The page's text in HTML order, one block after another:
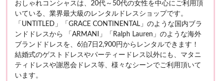
おしゃれコンシャスは、20代～50代の女性を中心にご利用頂
いている、業界最大級のレンタルドレスショップです。
「UNTITLED」「GRACE CONTINENTAL」のような国内ブラ
ンドドレスから 「ARMANI」「Ralph Lauren」のような海外
ブランドドレスを、6泊7日2,900円からレンタルできます！
結婚式のゲストドレスやパーティードレス以外にも、マタニ
ティドレスや謝恩会ドレス等、様々なシーンでご利用頂いて
います。